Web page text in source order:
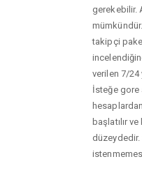
gerekebilir.
takipçi
verilen 7/24
İsteğe gore
başlatılır
düzeydedir.